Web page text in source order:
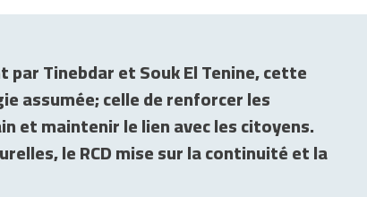
par Tinebdar et Souk El Tenine, cette
assumée; celle de renforcer les
et maintenir le lien avec les citoyens.
le RCD mise sur la continuité et la